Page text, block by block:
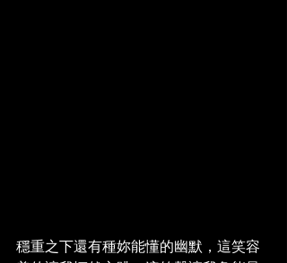
穩重之下還有種妳能懂的幽默，這笑容